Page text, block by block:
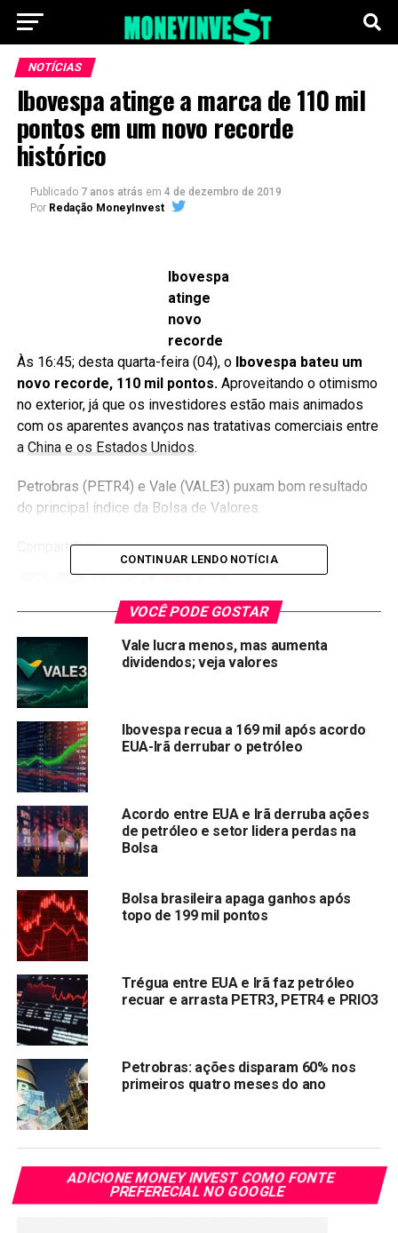
NOTÍCIAS
Ibovespa atinge a marca de 110 mil
pontos em um novo recorde
histórico
Publicado 7 anos atrás em 4 de dezembro de 2019
Por Redação MoneyInvest
Ibovespa
atinge
novo
recorde
Às 16:45; desta quarta-feira (04), o Ibovespa bateu um
novo recorde, 110 mil pontos. Aproveitando o otimismo
no exterior, já que os investidores estão mais animados
com os aparentes avanços nas tratativas comerciais entre
a China e os Estados Unidos.
Petrobras (PETR4) e Vale (VALE3) puxam bom resultado
do principal índice da Bolsa de Valores.
Compartilhar:
Copy
Link
WhatsApp
Twitter
Facebook
Reddit
Email
TÓPICOS RELACIONADOS:
PRÓXIMA:
O que se pode esperar de BIDI4 na B3?
Acordo EUA x China pode sair antes de 15 de
dezembro
CONTINUAR LENDO NOTÍCIA
VOCÊ PODE GOSTAR
Vale lucra menos, mas aumenta
dividendos; veja valores
Ibovespa recua a 169 mil após acordo
EUA-Irã derrubar o petróleo
Acordo entre EUA e Irã derruba ações
de petróleo e setor lidera perdas na
Bolsa
Bolsa brasileira apaga ganhos após
topo de 199 mil pontos
Trégua entre EUA e Irã faz petróleo
recuar e arrasta PETR3, PETR4 e PRIO3
Petrobras: ações disparam 60% nos
primeiros quatro meses do ano
ADICIONE MONEY INVEST COMO FONTE
PREFERECIAL NO GOOGLE